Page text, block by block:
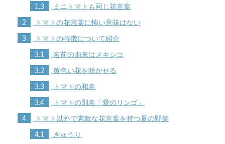
1.3 ミニトマトも同じ花言葉
2 トマトの花言葉に怖い意味はない
3 トマトの特徴について紹介
3.1 名前の由来はメキシコ
3.2 黄色い花を咲かせる
3.3 トマトの和名
3.4 トマトの別名「愛のリンゴ」
4 トマト以外で素敵な花言葉を持つ夏の野菜
4.1 きゅうり